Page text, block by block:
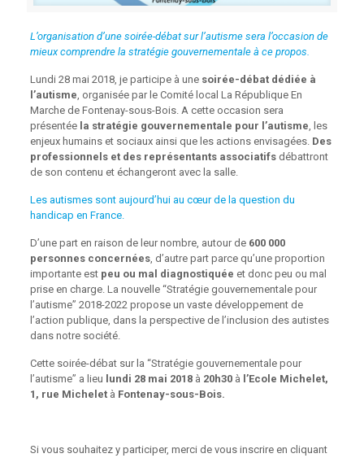
L’organisation d’une soirée-débat sur l’autisme sera l’occasion de
mieux comprendre la stratégie gouvernementale à ce propos.
Lundi 28 mai 2018, je participe à une soirée-débat dédiée à
l’autisme, organisée par le Comité local La République En
Marche de Fontenay-sous-Bois. A cette occasion sera
présentée la stratégie gouvernementale pour l’autisme, les
enjeux humains et sociaux ainsi que les actions envisagées. Des
professionnels et des représentants associatifsdébattront
de son contenu et échangeront avec la salle.
Les autismes sont aujourd’hui au cœur de la question du
handicap en France.
D’une part en raison de leur nombre, autour de600 000
personnes concernées, d’autre part parce qu’une proportion
importante est peu ou mal diagnostiquée et donc peu ou mal
prise en charge. La nouvelle “Stratégie gouvernementale pour
l’autisme” 2018-2022 propose un vaste développement de
l’action publique, dans la perspective de l’inclusion des autistes
dans notre société.
Cette soirée-débat sur la “Stratégie gouvernementale pour
l’autisme” a lieu lundi 28 mai 2018à 20h30à l’Ecole Michelet,
1, rue Michelet à Fontenay-sous-Bois.
Si vous souhaitez y participer, merci de vous inscrire en cliquant